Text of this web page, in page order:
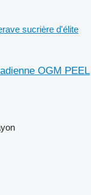
sucrière d'élite
OGM PEEL